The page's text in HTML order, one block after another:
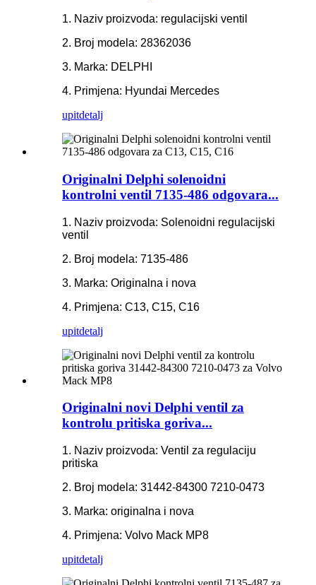
1. Naziv proizvoda: regulacijski ventil
2. Broj modela: 28362036
3. Marka: DELPHI
4. Primjena: Hyundai Mercedes
upitdetalj
Originalni Delphi solenoidni
kontrolni ventil 7135-486 odgovara...
1. Naziv proizvoda: Solenoidni regulacijski
ventil
2. Broj modela: 7135-486
3. Marka: Originalna i nova
4. Primjena: C13, C15, C16
upitdetalj
Originalni novi Delphi ventil za
kontrolu pritiska goriva...
1. Naziv proizvoda: Ventil za regulaciju
pritiska
2. Broj modela: 31442-84300 7210-0473
3. Marka: originalna i nova
4. Primjena: Volvo Mack MP8
upitdetalj